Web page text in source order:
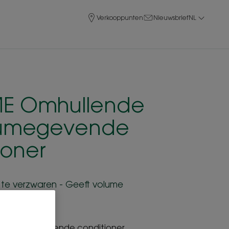
Verkooppunten NieuwsbriefNL
Omhullende
verzwaren - Geeft volume